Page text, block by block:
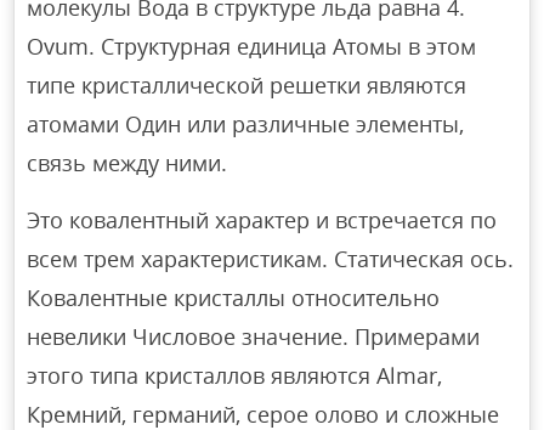
молекулы Вода в структуре льда равна 4.
Ovum. Структурная единица Атомы в этом
типе кристаллической решетки являются
атомами Один или различные элементы,
связь между ними.
Это ковалентный характер и встречается по
всем трем характеристикам. Статическая ось.
Ковалентные кристаллы относительно
невелики Числовое значение. Примерами
этого типа кристаллов являются Almar,
Кремний, германий, серое олово и сложные